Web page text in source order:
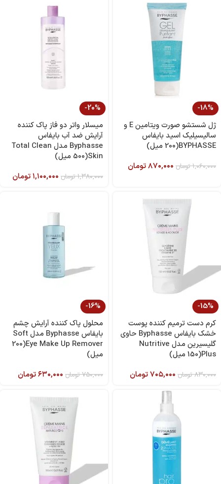
-18%
ژل شستشو صورت ویتامین E و
سالیسیلیک اسید بایفاس
BYPHASSE(200 میل)
۱,۰۶۰,۰۰۰تومان ۸۷۰,۰۰۰تومان
-20%
میسلار واتر دو فاز پاک کننده
آرایش ضد آب بایفاس
Byphasse مدل Total Clean
Skin(500 میل)
۱,۳۸۰,۰۰۰تومان ۱,۱۰۰,۰۰۰تومان
-15%
کرم دست ترمیم کننده پوست
خشک بایفاس Byphasse حاوی
گلیسیرین مدل Nutritive
Plus(150 میل)
۸۳۰,۰۰۰تومان ۷۰۵,۰۰۰تومان
-16%
محلول پاک کننده آرایش چشم
بایفاس Byphasse مدل Soft
Eye Make Up Remover(200
میل)
۷۵۰,۰۰۰تومان ۶۳۰,۰۰۰تومان